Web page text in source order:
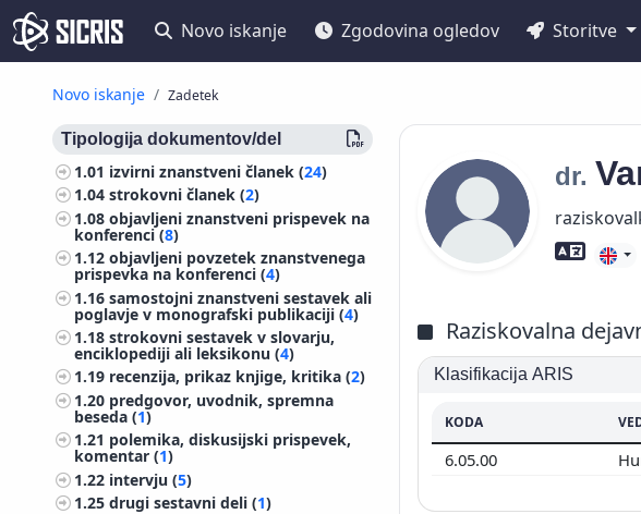
Novo iskanje Zgodovina ogledov Storitve
Novo iskanje Zadetek
Tipologija dokumentov/del
1.01 izvirni znanstveni članek (24)
1.04strokovni članek (2)
1.08objavljeni znanstveni prispevek na
konferenci (8)
1.12objavljeni povzetek znanstvenega
prispevka na konferenci (4)
1.16samostojni znanstveni sestavek ali
poglavje v monografski publikaciji (4)
1.18strokovni sestavek v slovarju,
enciklopediji ali leksikonu (4)
1.19 recenzija, prikaz knjige, kritika (2)
1.20 predgovor, uvodnik, spremna
beseda (1)
1.21 polemika, diskusijski prispevek,
komentar (1)
1.22 intervju (5)
1.25drugi sestavni deli (1)
dr.
Raziskovalna
Klasifikacija ARIS
KODA
6.05.00